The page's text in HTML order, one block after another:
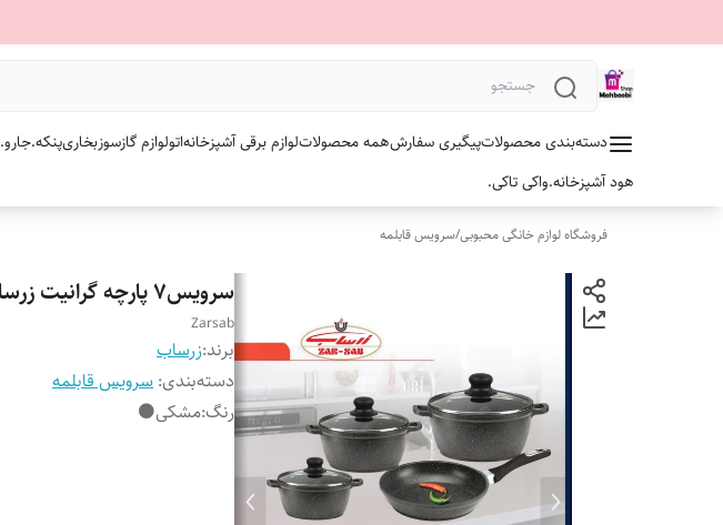
دسته‌بندی محصولاتپیگیری سفارشهمه محصولاتلوازم برقی آشپزخانهاتولوازم گازسوزبخاریپنکه.جارو.
هود آشپزخانه.واکی تاکی.
فروشگاه لوازم خانگی محبوبی/سرویس قابلمه
سرویس۷ پارچه گرانیت زرساب مدل ملورین(رنگ مشکی)
Zarsab
برند:زرساب
دسته‌بندی: سرویس قابلمه
رنگ:مشکی⚫️